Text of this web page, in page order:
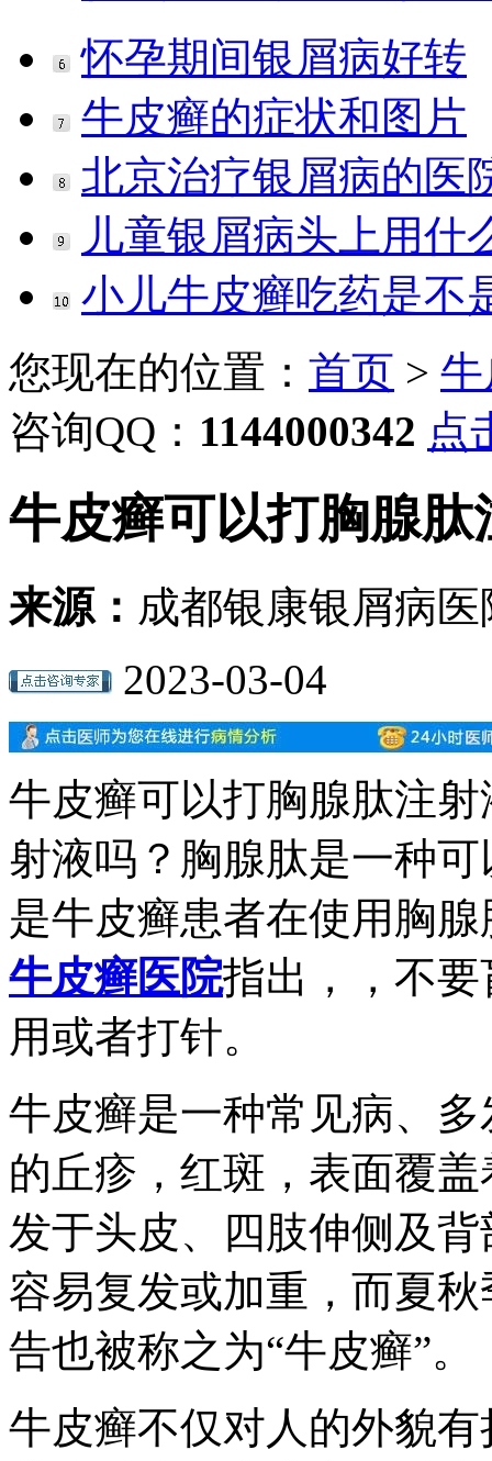
怀孕期间银屑病好转
牛皮癣的症状和图片
北京治疗银屑病的医
儿童银屑病头上用什
小儿牛皮癣吃药是不
您现在的位置： 首页 >
咨询QQ： 1144000342 点
牛皮癣可以打胸腺肽
来源： 成都银康银屑病医
2023-03-04
牛皮癣可以打胸腺肽注
射液吗？胸腺肽是一种
是牛皮癣患者在使用胸
牛皮癣医院指出，，不
用或者打针。
牛皮癣是一种常见病、
的丘疹，红斑，表面覆
发于头皮、四肢伸侧及
容易复发或加重，而夏
告也被称之为“牛皮癣”。
牛皮癣不仅对人的外貌